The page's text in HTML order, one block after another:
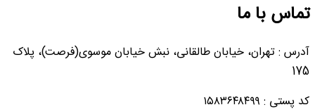
تماس با ما
آدرس : تهران، خیابان طالقانی، نبش خیابان موسوی(فرصت)، پلاک
175
کد پستی : ۱۵۸۳۶۴۸۴۹۹